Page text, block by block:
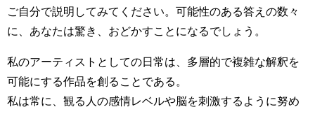
ご自分で説明してみてください。可能性のある答えの数々
に、あなたは驚き、おどかすことになるでしょう。
私のアーティストとしての日常は、多層的で複雑な解釈を
可能にする作品を創ることである。
私は常に、観る人の感情レベルや脳を刺激するように努め